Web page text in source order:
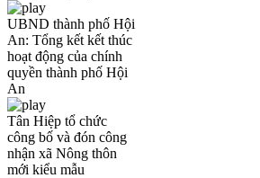
UBND thành phố Hội
An: Tổng kết kết thúc
hoạt động của chính
quyền thành phố Hội
An
Tân Hiệp tổ chức
công bố và đón công
nhận xã Nông thôn
mới kiểu mẫu